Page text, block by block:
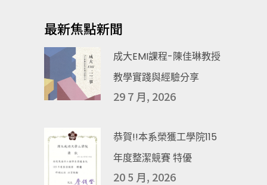
最新焦點新聞
成大EMI課程-陳佳琳教授
教學實踐與經驗分享
29 7 月, 2026
恭賀!!本系榮獲工學院115
年度整潔競賽 特優
20 5 月, 2026